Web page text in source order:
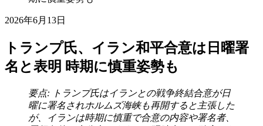
2026年6月13日
トランプ氏、イラン和平合意は日曜署
名と表明 時期に慎重姿勢も
要点: トランプ氏はイランとの戦争終結合意が日
曜に署名されホルムズ海峡も再開すると主張した
が、イランは時期に慎重で合意の内容や署名者、